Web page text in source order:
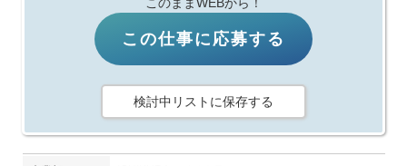
この仕事に応募する
検討中リストに保存する